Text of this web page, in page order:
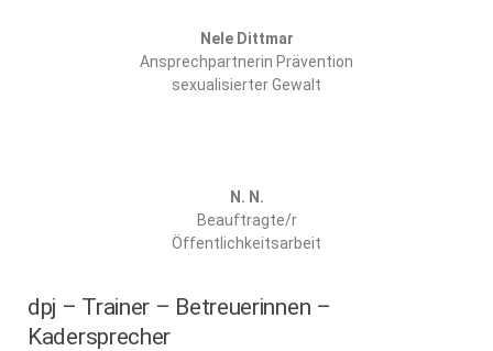
Nele Dittmar
Ansprechpartnerin Prävention
sexualisierter Gewalt
N. N.
Beauftragte/r
Öffentlichkeitsarbeit
dpj – Trainer – Betreuerinnen –
Kadersprecher